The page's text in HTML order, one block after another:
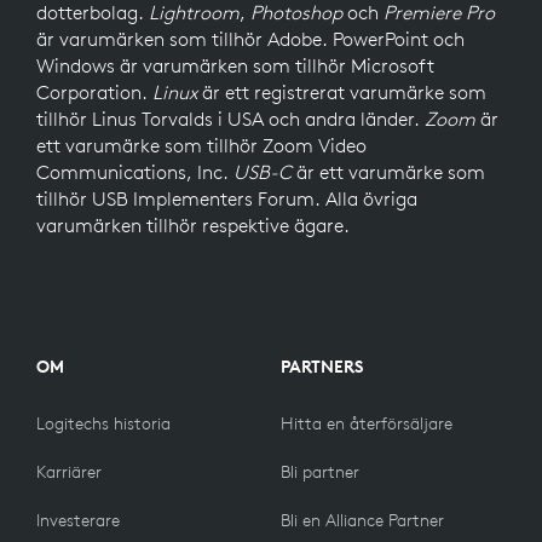
dotterbolag. Lightroom, Photoshopoch Premiere Pro
är varumärken som tillhör Adobe. PowerPoint och
Windows är varumärken som tillhör Microsoft
Corporation. Linuxär ett registrerat varumärke som
tillhör Linus Torvalds i USA och andra länder. Zoom är
ett varumärke som tillhör Zoom Video
Communications, Inc. USB-Cär ett varumärke som
tillhör USB Implementers Forum. Alla övriga
varumärken tillhör respektive ägare.
OM
Logitechs historia
Karriärer
Investerare
PARTNERS
Hitta en återförsäljare
Bli partner
Bli en Alliance Partner